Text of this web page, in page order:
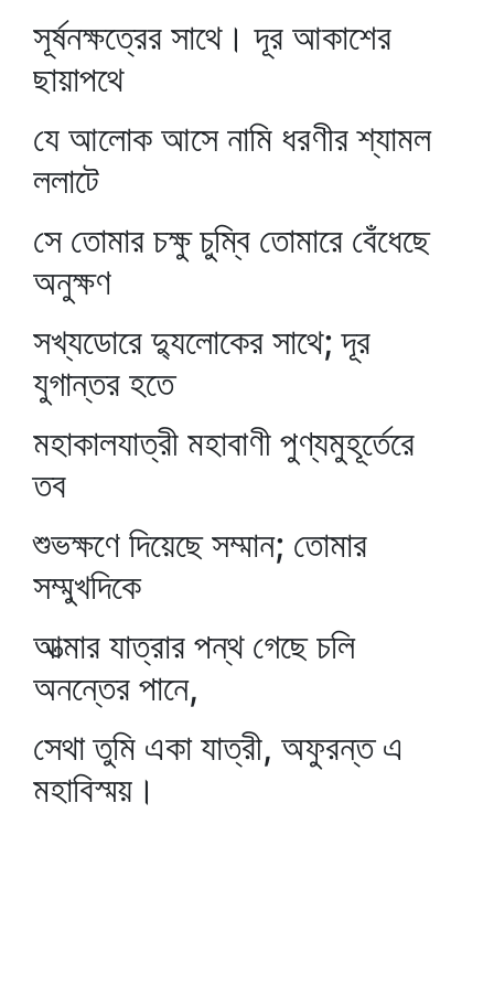
সূর্ষনক্ষত্রের সাথে। দূর আকাশের
ছায়াপথে
যে আলোক আসে নামি ধরণীর শ্যামল
ললাটে
সে তোমার চক্ষু চুম্বি তোমারে বেঁধেছে
অনুক্ষণ
সখ্যডোরে দ্যুলোকের সাথে; দূর
যুগান্তর হতে
মহাকালযাত্রী মহাবাণী পুণ্যমুহূর্তেরে
তব
শুভক্ষণে দিয়েছে সম্মান; তোমার
সম্মুখদিকে
আত্মার যাত্রার পন্থ গেছে চলি
অনন্তের পানে,
সেথা তুমি একা যাত্রী, অফুরন্ত এ
মহাবিস্ময়।